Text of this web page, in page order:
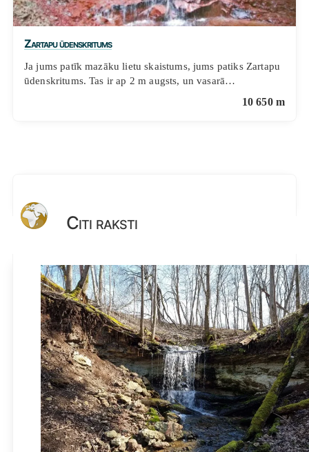
Zartapu ūdenskritums
Ja jums patīk mazāku lietu skaistums, jums patiks Zartapu
ūdenskritums. Tas ir ap 2 m augsts, un vasarā…
10 650 m
Citi raksti